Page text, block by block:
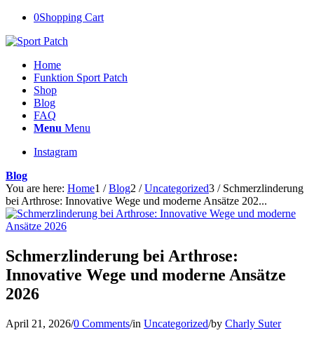
0Shopping Cart
Home
Funktion Sport Patch
Shop
Blog
FAQ
Menu Menu
Instagram
Blog
You are here: Home1 / Blog2 / Uncategorized3 / Schmerzlinderung
bei Arthrose: Innovative Wege und moderne Ansätze 202...
Schmerzlinderung bei Arthrose:
Innovative Wege und moderne Ansätze
2026
April 21, 2026/0 Comments/in Uncategorized/by Charly Suter